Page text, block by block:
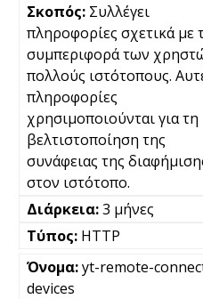
Συλλέγει
πληροφορίες σχετικά με
συμπεριφορά των
πολλούς ιστότοπους.
πληροφορίες
χρησιμοποιούνται για τη
βελτιστοποίηση της
συνάφειας της
στον ιστότοπο.
3 μήνες
HTTP
yt-remote-
devices